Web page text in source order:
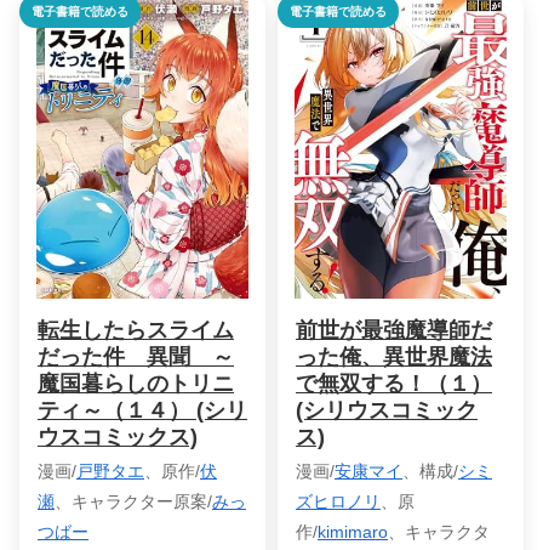
電子書籍で読める
転生したらスライム
だった件 異聞 ～
魔国暮らしのトリニ
ティ～（１４） (シリ
ウスコミックス)
漫画/戸野タエ 、原作/伏
瀬 、キャラクター原案/みっ
つばー
電子書籍で読める
前世が最強魔導師だ
った俺、異世界魔法
で無双する！（１）
(シリウスコミック
ス)
漫画/安康マイ 、構成/シミ
ズヒロノリ
、原
作/kimimaro 、キャラクタ